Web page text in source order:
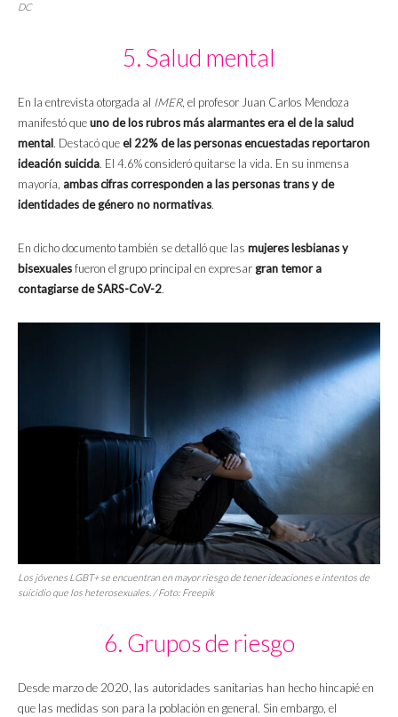
DC
5. Salud mental
En la entrevista otorgada al IMER, el profesor Juan Carlos Mendoza
manifestó queuno de los rubros más alarmantes era el de la salud
mental. Destacó queel 22% de las personas encuestadas reportaron
ideación suicida. El 4.6% consideró quitarse la vida. En su inmensa
mayoría, ambas cifras corresponden a las personas trans y de
identidades de género no normativas.
En dicho documento también se detalló que las mujeres lesbianas y
bisexualesfueron el grupo principal en expresargran temor a
contagiarse de SARS-CoV-2.
Los jóvenes LGBT+ se encuentran en mayor riesgo de tener ideaciones e intentos de
suicidio que los heterosexuales. / Foto: Freepik
6. Grupos de riesgo
Desde marzo de 2020, las autoridades sanitarias han hecho hincapié en
que las medidas son para la población en general. Sin embargo, el